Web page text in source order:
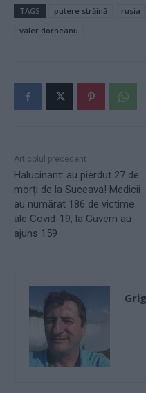
TAGS putere străină rusia
valer dorneanu
Articolul precedent
Halucinant: au pierdut 27 de
morți de la Suceava! Medicii
au numărat 186 de victime
ale Covid-19, la Guvern au
ajuns 159